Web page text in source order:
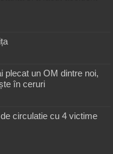
plecat un OM dintre noi,
în ceruri
circulatie cu 4 victime